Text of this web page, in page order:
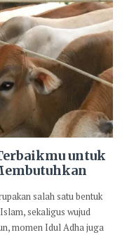
untuk
salah satu bentuk
sekaligus wujud
momen Idul Adha juga